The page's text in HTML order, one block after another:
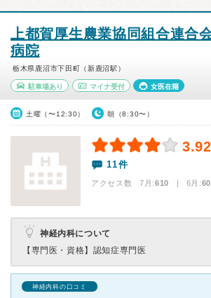
上都賀厚生農業協同組合連合
病院
栃木県鹿沼市下田町（新鹿沼駅）
駐車場あり マイナ受付 女医在籍
土曜（〜12:30） 朝（8:30〜）
3.92
11件
アクセス数 7月:610 | 6月:
神経内科について
【専門医・資格】 認知症専門医
神経内科の口コミ